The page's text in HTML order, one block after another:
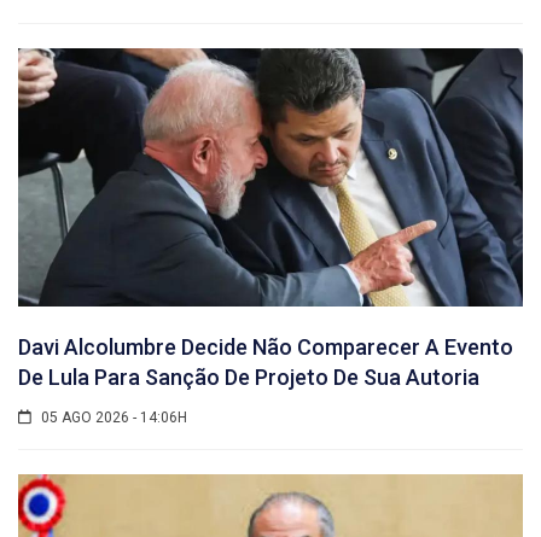
Davi Alcolumbre Decide Não Comparecer A Evento
De Lula Para Sanção De Projeto De Sua Autoria
05 AGO 2026 - 14:06H